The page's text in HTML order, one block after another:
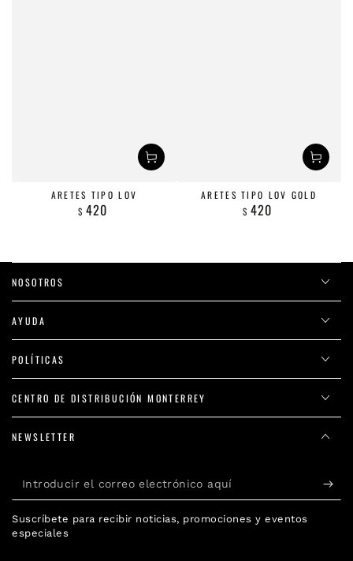
ARETES TIPO LOV
Precio
$ 420
ARETES TIPO LOV GOLD
Precio
$ 420
NOSOTROS
AYUDA
POLÍTICAS
CENTRO DE DISTRIBUCIÓN MONTERREY
NEWSLETTER
Introducir
el
correo
Suscríbete para recibir noticias, promociones y eventos
especiales